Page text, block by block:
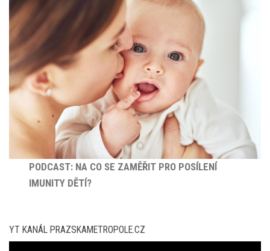
PODCAST: NA CO SE ZAMĚŘIT PRO POSÍLENÍ
IMUNITY DĚTÍ?
YT KANÁL PRAZSKAMETROPOLE.CZ